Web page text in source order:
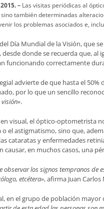
– Las visitas periódicas al
también determinadas
los problemas asociados e,
Día Mundial de la Visión, que
donde se recuerda que,
funcionando correctamente
advierte de que hasta el
por lo que un sencillo
.
visual, el óptico-optometrista
el astigmatismo, sino que,
cataratas y enfermedades
en muchos casos, una
los signos tempranos de
etcétera», afirma Juan
en el grupo de población mayor